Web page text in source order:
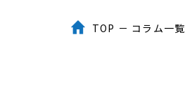
TOP コラム一覧